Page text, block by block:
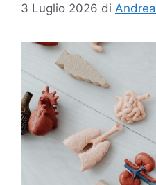
3 Luglio 2026 di